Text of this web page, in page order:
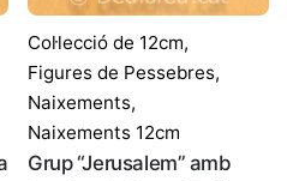
Col·lecció de 12cm,
Figures de Pessebres,
Naixements,
Naixements 12cm
Grup “Jerusalem” amb